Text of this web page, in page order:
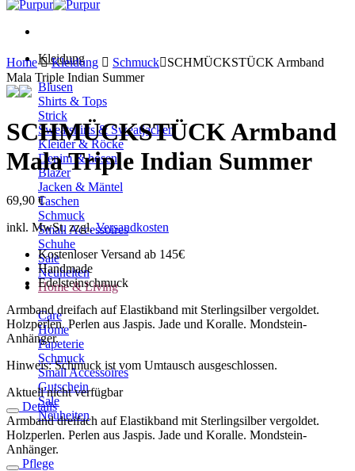
Kleidung
Blusen
Shirts & Tops
Strick
Sweatshirts & Sweatjacken
Kleider & Röcke
Denim & hosen
Blazer
Jacken & Mäntel
Taschen
Schmuck
Small Accessoires
Schuhe
Sale
Neuheiten
Home & Living
Care
Home
Papeterie
Schmuck
Small Accessoires
Gutschein
Sale
Neuheiten
Home Kleidung Schmuck
SCHMÜCKSTÜCK Armband
Mala Triple Indian Summer
SCHMÜCKSTÜCK Armband
Mala Triple Indian Summer
69,90 €
inkl. MwSt. zzgl.Versandkosten
Kostenloser Versand ab 145€
Handmade
Edelsteinschmuck
Armband dreifach auf Elastikband mit Sterlingsilber vergoldet.
Holzperlen. Perlen aus Jaspis. Jade und Koralle. Mondstein-
Anhänger.
Hinweis: Schmuck ist vom Umtausch ausgeschlossen.
Aktuell nicht verfügbar
Details
Armband dreifach auf Elastikband mit Sterlingsilber vergoldet.
Holzperlen. Perlen aus Jaspis. Jade und Koralle. Mondstein-
Anhänger.
Pflege